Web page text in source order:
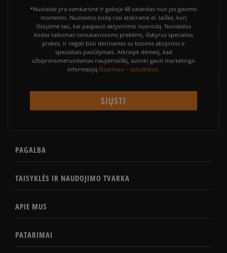
*Nuolaida yra vienkartinė ir galioja 48 valandas nuo jos gavimo
momento. Nuolaidos kodą rasi atskirame el. laiške, kurį
išsiųsime tau, kai paspausi aktyvinimo nuorodą. Nuolaidos
kodas taikomas nenukainotoms prekėms, išskyrus specialias
prekes, ir negali būti derinamas su kitomis akcijomis ir
specialiais pasiūlymais. Atkreipk dėmesį, kad
užsiprenumeruodamas naujienlaiškį, sutinki gauti marketingo
informaciją.Išsamiau – taisyklėse.
PAGALBA
TAISYKLĖS IR NAUDOJIMO TVARKA
APIE MUS
PATARIMAI